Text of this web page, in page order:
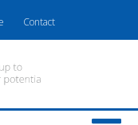
Contact